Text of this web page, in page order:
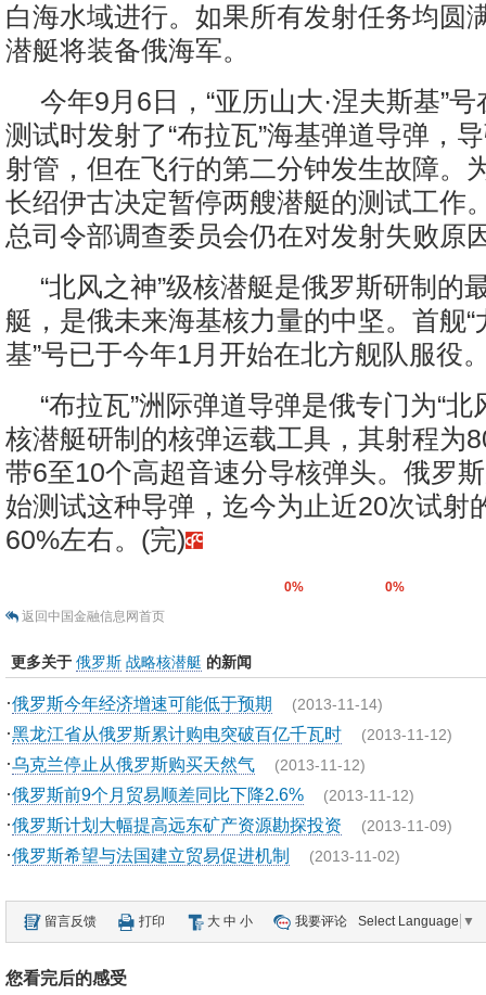
白海水域进行。如果所有发射任务均圆
潜艇将装备俄海军。
今年9月6日，“亚历山大·涅夫斯基”
测试时发射了“布拉瓦”海基弹道导弹，
射管，但在飞行的第二分钟发生故障。
长绍伊古决定暂停两艘潜艇的测试工作
总司令部调查委员会仍在对发射失败原
“北风之神”级核潜艇是俄罗斯研制的
艇，是俄未来海基核力量的中坚。首舰“
基”号已于今年1月开始在北方舰队服役
“布拉瓦”洲际弹道导弹是俄专门为“北
核潜艇研制的核弹运载工具，其射程为
带6至10个高超音速分导核弹头。俄罗
始测试这种导弹，迄今为止近20次试射
60%左右。(完)
0%
0%
返回中国金融信息网首页
更多关于 俄罗斯 战略核潜艇 的新闻
·俄罗斯今年经济增速可能低于预期 (2013-11-14)
·黑龙江省从俄罗斯累计购电突破百亿千瓦时 (2013-11-12)
·乌克兰停止从俄罗斯购买天然气 (2013-11-12)
·俄罗斯前9个月贸易顺差同比下降2.6% (2013-11-12)
·俄罗斯计划大幅提高远东矿产资源勘探投资 (2013-11-09)
·俄罗斯希望与法国建立贸易促进机制 (2013-11-02)
留言反馈 打印 大 中 小 我要评论 Select Language ▼
您看完后的感受